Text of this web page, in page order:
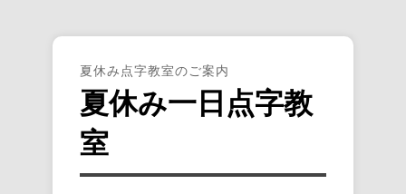
夏休み点字教室のご案内
夏休み一日点字教
室